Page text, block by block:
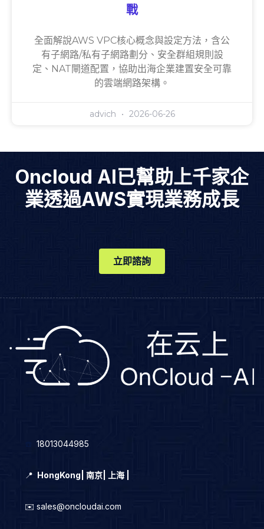
戰
全面解說AWS VPC核心概念與設定方法，含公
有子網路/私有子網路劃分、安全群組規則設
定、NAT閘道配置，協助出海企業建置安全可靠
的雲端網路架構。
advich 2026-06-26
Oncloud AI已幫助上千家企
業透過AWS實現業務成長
立即諮詢
18013044985
📍 HongKong 南京| 上海 |
✉️ sales@oncloudai.com